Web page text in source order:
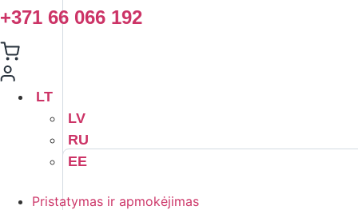
+371 66 066 192
LT
LV
RU
EE
Pristatymas ir apmokėjimas